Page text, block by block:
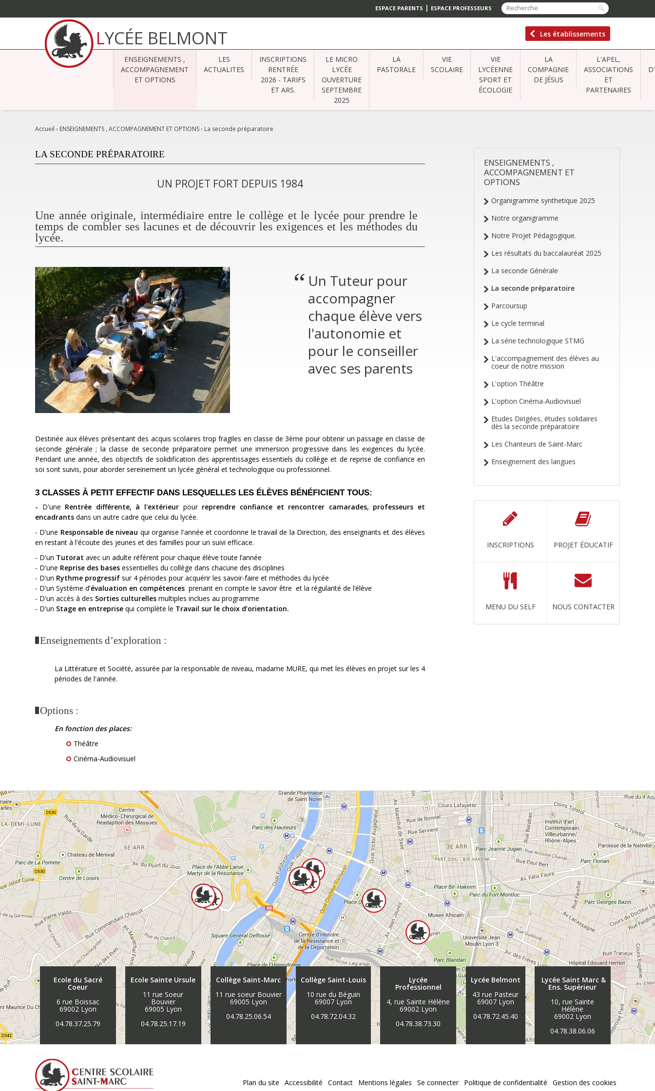
ESPACE PARENTS | ESPACE PROFESSEURS
contenu.
Aller
LYCÉE BELMONT Les établissements
ENSEIGNEMENTS ,
ACCOMPAGNEMENT
ET OPTIONS
LES
ACTUALITES
INSCRIPTIONS
RENTRÉE
2026 - TARIFS
ET ARS.
LE MICRO
LYCÉE
OUVERTURE
SEPTEMBRE
2025
LA
PASTORALE
VIE
SCOLAIRE
VIE
LYCÉENNE
SPORT ET
ÉCOLOGIE
LA
COMPAGNIE
DE JÉSUS
L'APEL,
ASSOCIATIONS
ET
PARTENAIRES
Accueil › ENSEIGNEMENTS , ACCOMPAGNEMENT ET OPTIONS› La seconde préparatoire
NAVIGATION
ENSEIGNEMENTS ,
ACCOMPAGNEMENT ET
OPTIONS
Organigramme synthetique 2025
Notre organigramme
Notre Projet Pédagogique.
Les résultats du baccalauréat 2025
La seconde Générale
La seconde préparatoire
Parcoursup
Le cycle terminal
La série technologique STMG
L'accompagnement des élèves au
coeur de notre mission
L'option Théâtre
L'option Cinéma-Audiovisuel
Etudes Dirigées, études solidaires
dès la seconde préparatoire
Les Chanteurs de Saint-Marc
Enseignement des langues
INSCRIPTIONS PROJET ÉDUCATIF
MENU DU SELF NOUS CONTACTER
LA SECONDE PRÉPARATOIRE
UN PROJET FORT DEPUIS 1984
Une année originale, intermédiaire entre le collège et le lycée pour prendre le
temps de combler ses lacunes et de découvrir les exigences et les méthodes du
lycée.
Un Tuteur pour
accompagner
chaque élève vers
l'autonomie et
pour le conseiller
avec ses parents
Destinée aux élèves présentant des acquis scolaires trop fragiles en classe de 3ème pour obtenir un passage en classe de
seconde générale ; la classe de seconde préparatoire permet une immersion progressive dans les exigences du lycée.
Pendant une année, des objectifs de solidification des apprentissages essentiels du collège et de reprise de confiance en
soi sont suivis, pour aborder sereinement un lycée général et technologique ou professionnel.
3 CLASSES À PETIT EFFECTIF DANS LESQUELLES LES ÉLÈVES BÉNÉFICIENT TOUS:
- D'une Rentrée différente, à l'extérieur pour reprendre confiance et rencontrer camarades, professeurs et
encadrants dans un autre cadre que celui du lycée.
- D'une Responsable de niveau qui organise l'année et coordonne le travail de la Direction, des enseignants et des élèves
en restant à l'écoute des jeunes et des familles pour un suivi efficace.
- D'un Tutorat avec un adulte référent pour chaque élève toute l’année
- D'une Reprise des bases essentielles du collège dans chacune des disciplines
- D'un Rythme progressif sur 4 périodes pour acquérir les savoir-faire et méthodes du lycée
- D'un Système d’évaluation en compétences prenant en compte le savoir être et la régularité de l’élève
- D'un accès à des Sorties culturelles multiples inclues au programme
- D'un Stage en entreprise qui complète le Travail sur le choix d’orientation.
Enseignements d’exploration :
La Littérature et Société, assurée par la responsable de niveau, madame MURE, qui met les élèves en projet sur les 4
périodes de l'année.
Options :
En fonction des places:
Théâtre
Cinéma-Audiovisuel
Ecole du Sacré
Coeur
6 rue Boissac
69002 Lyon
04.78.37.25.79
Ecole Sainte Ursule
11 rue Soeur
Bouvier
69005 Lyon
04.78.25.17.19
Collège Saint-Marc
11 rue soeur Bouvier
69005 Lyon
04.78.25.06.54
Collège Saint-Louis
10 rue du Béguin
69007 Lyon
04.78.72.04.32
Lycée
Professionnel
4, rue Sainte Hélène
69002 Lyon
04.78.38.73.30
Lycée Belmont
43 rue Pasteur
69007 Lyon
04.78.72.45.40
Lycée Saint Marc &
Ens. Supérieur
10, rue Sainte
Hélène
69002 Lyon
04.78.38.06.06
Plan du site Accessibilité Contact Mentions légales Se connecter Politique de confidentialité Gestion des cookies